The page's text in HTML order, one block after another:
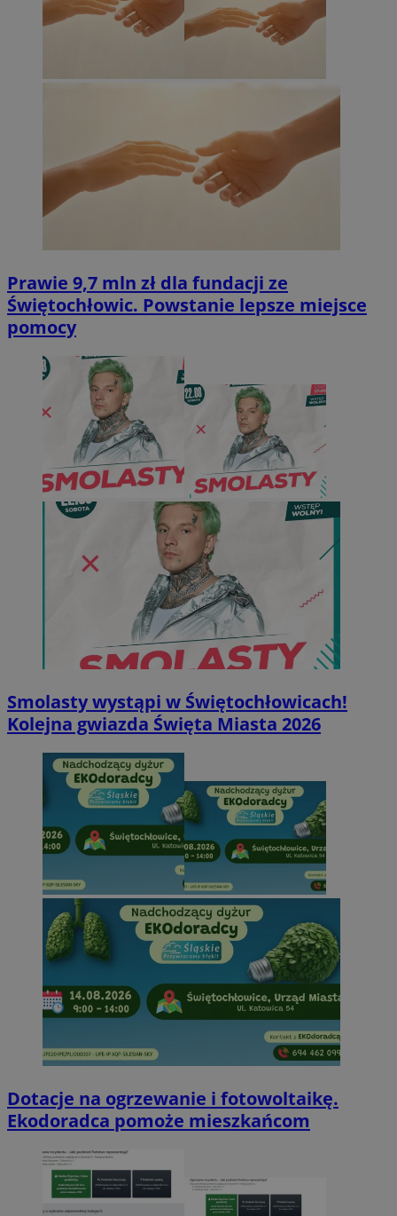
Prawie 9,7 mln zł dla fundacji ze
Świętochłowic. Powstanie lepsze miejsce
pomocy
Smolasty wystąpi w Świętochłowicach!
Kolejna gwiazda Święta Miasta 2026
Dotacje na ogrzewanie i fotowoltaikę.
Ekodoradca pomoże mieszkańcom